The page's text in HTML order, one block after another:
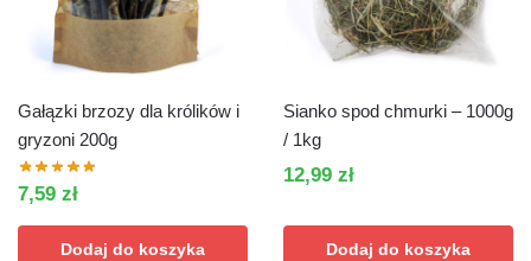
Gałązki brzozy dla królików i
gryzoni 200g
7,59 zł
Dodaj do koszyka
Sianko spod chmurki – 1000g
/ 1kg
12,99 zł
Dodaj do koszyka